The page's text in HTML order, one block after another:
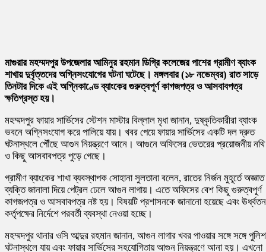
মাগুরার মহম্মদপুর উপজেলার আমিনুর রহমান ডিগ্রি কলেজের পাশের গ্রামীণ ব্যাংক
শাখায় দুর্বৃত্তদের অগ্নিসংযোগের ঘটনা ঘটেছে। মঙ্গলবার (১৮ নভেম্বর) রাত সাড়ে
তিনটার দিকে এই অগ্নিকাণ্ডে ব্যাংকের গুরুত্বপূর্ণ কাগজপত্র ও আসবাবপত্র
ক্ষতিগ্রস্ত হয়।
মহম্মদপুর ফায়ার সার্ভিসের স্টেশন মাস্টার বিল্লাল মৃধা জানান, দুষ্কৃতিকারীরা ব্যাংক
ভবনে অগ্নিসংযোগ করে পালিয়ে যায়। খবর পেয়ে ফায়ার সার্ভিসের একটি দল দ্রুত
ঘটনাস্থলে পৌঁছে আগুন নিয়ন্ত্রণে আনে। আগুনে অফিসের ভেতরের প্রয়োজনীয় নথি
ও কিছু আসবাবপত্র পুড়ে গেছে।
গ্রামীণ ব্যাংকের শাখা ব্যবস্থাপক সোহানা সুলতানা বলেন, রাতের নির্জন মুহূর্তে অজ্ঞাত
ব্যক্তি জানালা দিয়ে পেট্রল ঢেলে আগুন লাগায়। এতে অফিসের বেশ কিছু গুরুত্বপূর্ণ
কাগজপত্র ও আসবাবপত্র নষ্ট হয়। বিষয়টি প্রশাসনকে জানানো হয়েছে এবং ঊর্ধ্বতন
কর্তৃপক্ষের নির্দেশে পরবর্তী ব্যবস্থা নেওয়া হচ্ছে।
মহম্মদপুর থানার ওসি আব্দুর রহমান জানান, আগুন লাগার খবর পাওয়ার সঙ্গে সঙ্গে পুলিশ
ঘটনাস্থলে যায় এবং ফায়ার সার্ভিসের সহযোগিতায় আগুন নিয়ন্ত্রণে আনা হয়। এখনো